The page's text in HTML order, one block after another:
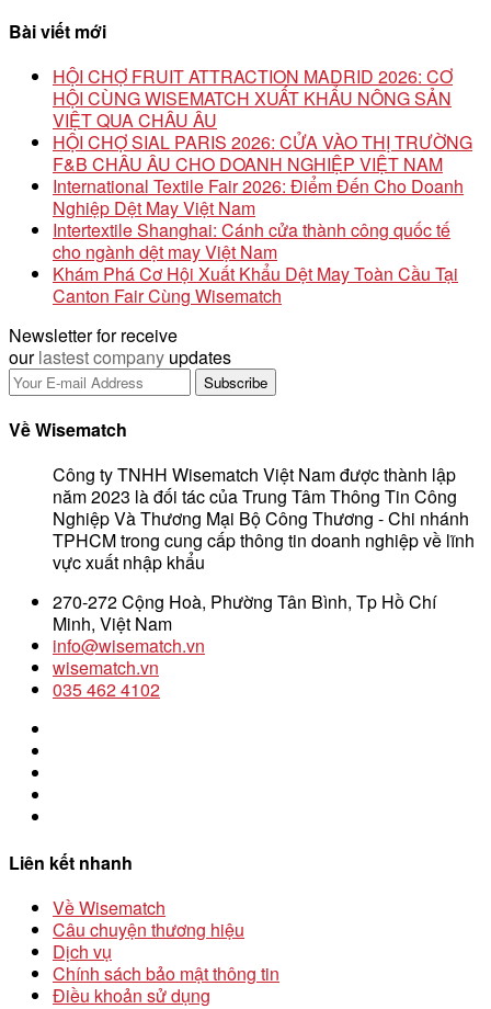
Bài viết mới
HỘI CHỢ FRUIT ATTRACTION MADRID 2026: CƠ
HỘI CÙNG WISEMATCH XUẤT KHẨU NÔNG SẢN
VIỆT QUA CHÂU ÂU
HỘI CHỢ SIAL PARIS 2026: CỬA VÀO THỊ TRƯỜNG
F&B CHÂU ÂU CHO DOANH NGHIỆP VIỆT NAM
International Textile Fair 2026: Điểm Đến Cho Doanh
Nghiệp Dệt May Việt Nam
Intertextile Shanghai: Cánh cửa thành công quốc tế
cho ngành dệt may Việt Nam
Khám Phá Cơ Hội Xuất Khẩu Dệt May Toàn Cầu Tại
Canton Fair Cùng Wisematch
Newsletter for receive
ourlastest company updates
Về Wisematch
Công ty TNHH Wisematch Việt Nam được thành lập
năm 2023 là đối tác của Trung Tâm Thông Tin Công
Nghiệp Và Thương Mại Bộ Công Thương - Chi nhánh
TPHCM trong cung cấp thông tin doanh nghiệp về lĩnh
vực xuất nhập khẩu
270-272 Cộng Hoà, Phường Tân Bình, Tp Hồ Chí
Minh, Việt Nam
info@wisematch.vn
wisematch.vn
035 462 4102
Liên kết nhanh
Về Wisematch
Câu chuyện thương hiệu
Dịch vụ
Chính sách bảo mật thông tin
Điều khoản sử dụng